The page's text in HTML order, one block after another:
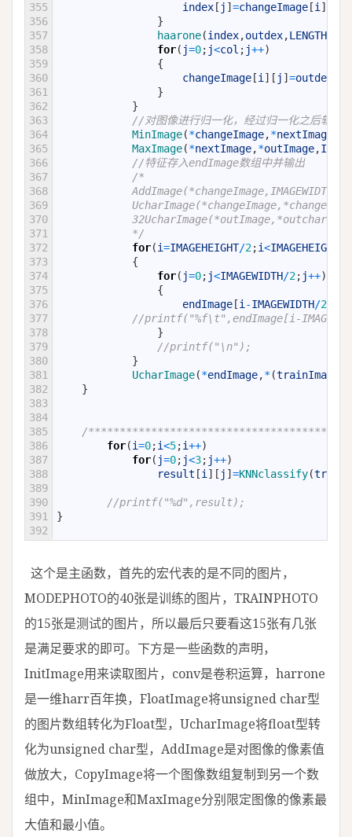
355
356
357
358
359
360
361
362
363
364
365
366
367
368
369
370
371
372
373
374
375
376
377
378
379
380
381
382
383
384
385
386
387
388
389
390
391
392
index [ j ] =changeImage [i ]
}
haarone(index,outdex,LENGTH
for( j=0; j<col ; j++)
{
changeImage [i ] [ j ] =outdex
}
}
//对图像进行归一化，经过归一化之后轨迹
MinImage(*changeImage,*nextImage
MaxImage(*nextImage,*outImage,
//特征存入endImage数组中并输出
/*
*/
for(i=IMAGEHEIGHT/2;i<IMAGEHEIGHT
{
for( j=0; j<IMAGEWIDTH/2; j++)
{
endImage [i -IMAGEWIDTH/2
//printf("%f\t",endImage[i-
}
//printf("\n");
}
UcharImage(*endImage,*(trainImage
}
/
for(i=0;i<5;i++)
for( j=0; j<3; j++)
result [i ] [ j ] =KNNclassify(
//printf("%d",result);
}
这个是主函数，首先的宏代表的是不同的图片，
MODEPHOTO的40张是训练的图片，TRAINPHOTO
的15张是测试的图片，所以最后只要看这15张有几张
是满足要求的即可。下方是一些函数的声明，
InitImage用来读取图片，conv是卷积运算，harrone
是一维harr百年换，FloatImage将unsigned char型
的图片数组转化为Float型，UcharImage将float型转
化为unsigned char型，AddImage是对图像的像素值
做放大，CopyImage将一个图像数组复制到另一个数
组中，MinImage和MaxImage分别限定图像的像素最
大值和最小值。